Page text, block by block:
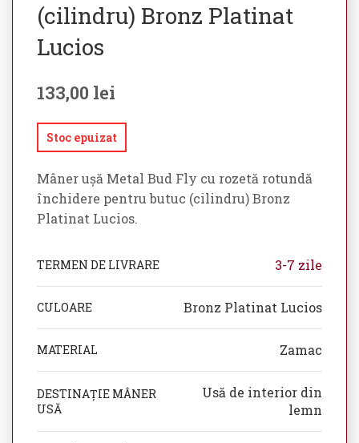
(cilindru) Bronz Platinat
Lucios
133,00 lei
Stoc epuizat
Mâner ușă Metal Bud Fly cu rozetă rotundă
închidere pentru butuc (cilindru) Bronz
Platinat Lucios.
TERMEN DE LIVRARE 3-7 zile
CULOARE Bronz Platinat Lucios
MATERIAL Zamac
DESTINAȚIE MÂNER
USĂ
Usă de interior din
lemn